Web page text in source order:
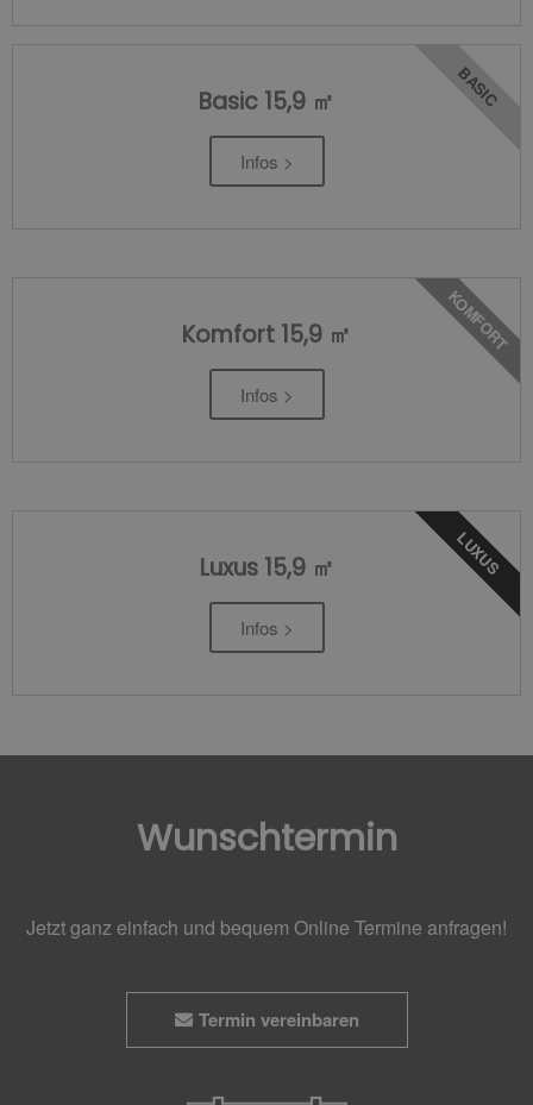
Basic 15,9 ㎡
Infos >
BASIC
Komfort 15,9 ㎡
Infos >
KOMFORT
Luxus 15,9 ㎡
Infos >
LUXUS
Wunschtermin
Jetzt ganz einfach und bequem Online Termine anfragen!
Termin vereinbaren